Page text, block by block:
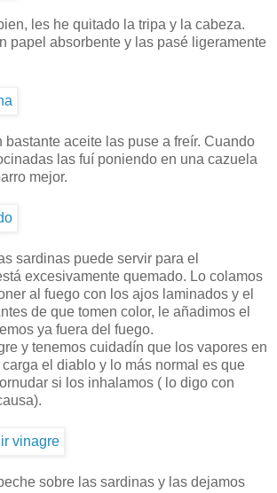
les he quitado la tripa y la cabeza.
papel absorbente y las pasé ligeramente
bastante aceite las puse a freír. Cuando
las fuí poniendo en una cazuela
mejor.
sardinas puede servir para el
excesivamente quemado. Lo colamos
al fuego con los ajos laminados y el
de que tomen color, le añadimos el
ya fuera del fuego.
y tenemos cuidadín que los vapores en
el diablo y lo más normal es que
si los inhalamos ( lo digo con
sobre las sardinas y las dejamos